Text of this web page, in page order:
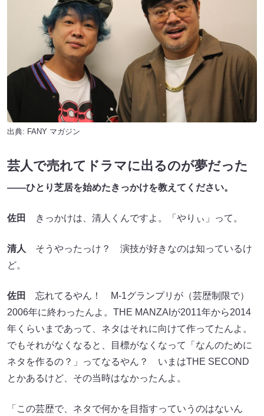
出典: FANY マガジン
芸人で売れてドラマに出るのが夢だった
――ひとり芝居を始めたきっかけを教えてください。
佐田 きっかけは、清人くんですよ。「やりぃ」って。
清人
そうやったっけ？ 演技が好きなのは知っているけ
ど。
佐田
忘れてるやん！ M-1グランプリが（芸歴制限で）
2006年に終わったんよ。THE MANZAIが2011年から2014
年くらいまであって、ネタはそれに向けて作ってたんよ。
でもそれがなくなると、目標がなくなって「なんのために
ネタを作るの？」ってなるやん？ いまはTHE SECOND
とかあるけど、その当時はなかったんよ。
「この芸歴で、ネタで何かを目指すっていうのはないん